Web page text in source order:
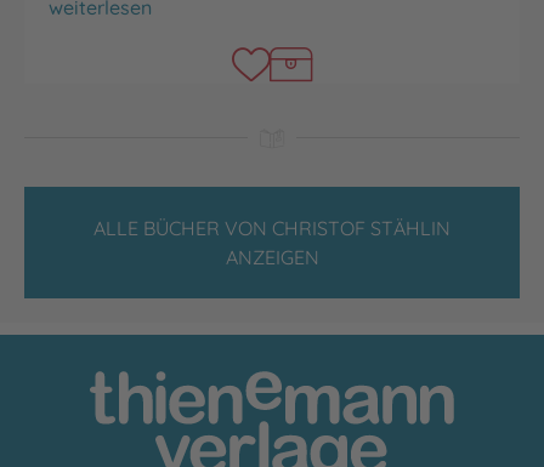
Mama, wie groß ist der Himmel?
weiterlesen
ALLE BÜCHER VON CHRISTOF STÄHLIN
ANZEIGEN